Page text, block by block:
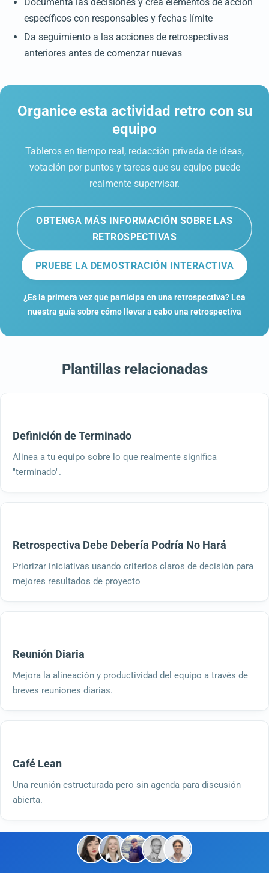
Documenta las decisiones y crea elementos de acción
específicos con responsables y fechas límite
Da seguimiento a las acciones de retrospectivas
anteriores antes de comenzar nuevas
Organice esta actividad retro con su
equipo
Tableros en tiempo real, redacción privada de ideas,
votación por puntos y tareas que su equipo puede
realmente supervisar.
OBTENGA MÁS INFORMACIÓN SOBRE LAS
RETROSPECTIVAS
PRUEBE LA DEMOSTRACIÓN INTERACTIVA
¿Es la primera vez que participa en una retrospectiva? Lea
nuestra guía sobre cómo llevar a cabo una retrospectiva
Plantillas relacionadas
Definición de Terminado
Alinea a tu equipo sobre lo que realmente significa
"terminado".
Retrospectiva Debe Debería Podría No Hará
Priorizar iniciativas usando criterios claros de decisión para
mejores resultados de proyecto
Reunión Diaria
Mejora la alineación y productividad del equipo a través de
breves reuniones diarias.
Café Lean
Una reunión estructurada pero sin agenda para discusión
abierta.